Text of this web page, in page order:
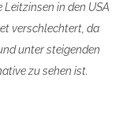
in den USA
verschlechtert, da
unter steigenden
zu sehen ist.